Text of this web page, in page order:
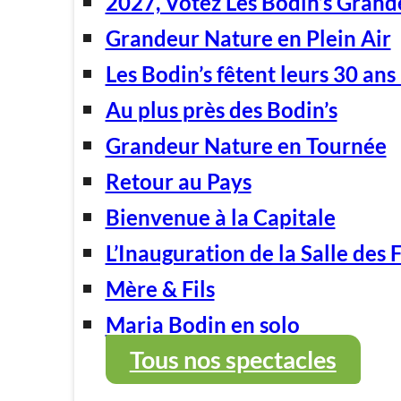
Grandeur Nature en Plein Air
Les Bodin’s fêtent leurs 30 ans
Au plus près des Bodin’s
Grandeur Nature en Tournée
Retour au Pays
Bienvenue à la Capitale
L’Inauguration de la Salle des
Mère & Fils
Maria Bodin en solo
Tous nos spectacles